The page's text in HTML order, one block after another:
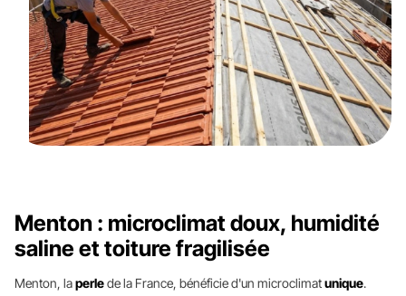
Menton : microclimat doux, humidité
saline et toiture fragilisée
Menton, laperlede la France, bénéficie d'un microclimatunique.